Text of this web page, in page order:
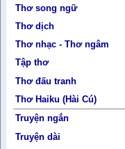
Thơ song ngữ
Thơ dịch
Thơ nhạc - Thơ ngâm
Tập thơ
Thơ đấu tranh
Thơ Haiku (Hài Cú)
Truyện ngắn
Truyện dài